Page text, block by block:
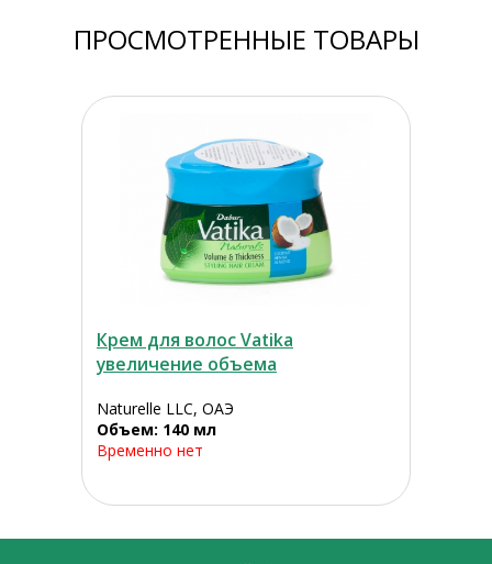
ПРОСМОТРЕННЫЕ ТОВАРЫ
Крем для волос Vatika
увеличение объема
Naturelle LLC, ОАЭ
Объем: 140 мл
Временно нет